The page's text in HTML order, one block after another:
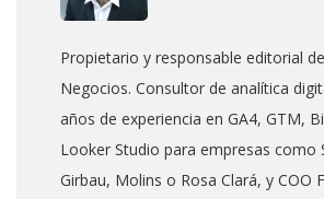
Propietario y responsable editorial
Negocios. Consultor de analítica
años de experiencia en GA4, GTM,
Looker Studio para empresas como
Girbau, Molins o Rosa Clará, y COO